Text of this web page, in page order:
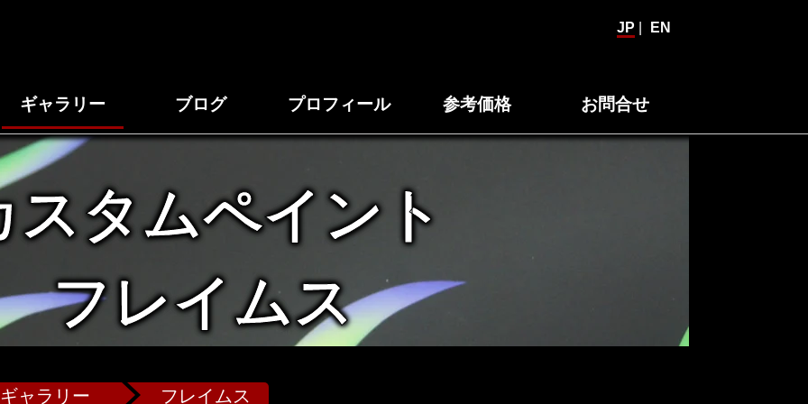
JP EN
ギャラリー ブログ プロフィール 参考価格 お問合せ
スタムペイント
フレイムス
ギャラリー フレイムス